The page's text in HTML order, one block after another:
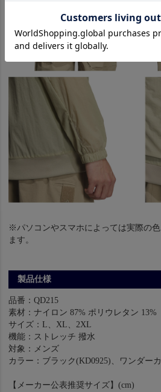
※パソコンやスマホによっては実際の
ます。
製品仕様
品番：QD215
素材：ナイロン 87% ポリウレタン 13%
サイズ：L、XL、2XL
機能：ストレッチ 撥水
対象：メンズ
カラー：ブラック(KD0925)、ワンダー
【メーカー公表推奨サイズ】(cm)